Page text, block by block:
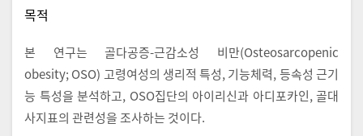
목적
본 연구는 골다공증-근감소성 비만(Osteosarcopenic
obesity; OSO) 고령여성의 생리적 특성, 기능체력, 등속성 근기
능 특성을 분석하고, OSO집단의 아이리신과 아디포카인, 골대
사지표의 관련성을 조사하는 것이다.